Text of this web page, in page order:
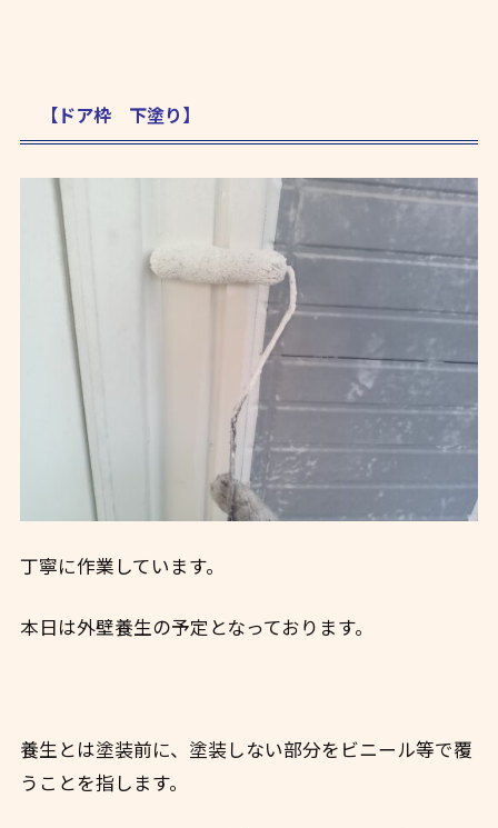
【ドア枠 下塗り】
丁寧に作業しています。
本日は外壁養生の予定となっております。
養生とは塗装前に、塗装しない部分をビニール等で覆
うことを指します。